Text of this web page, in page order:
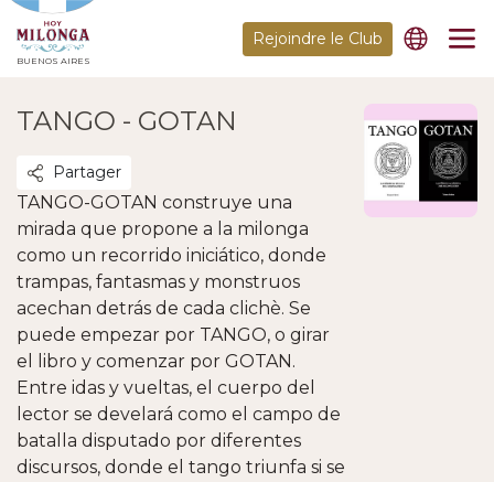
BUENOS AIRES
Rejoindre le Club
TANGO - GOTAN
Partager
TANGO-GOTAN construye una
mirada que propone a la milonga
como un recorrido iniciático, donde
trampas, fantasmas y monstruos
acechan detrás de cada clichè. Se
puede empezar por TANGO, o girar
el libro y comenzar por GOTAN.
Entre idas y vueltas, el cuerpo del
lector se develará como el campo de
batalla disputado por diferentes
discursos, donde el tango triunfa si se